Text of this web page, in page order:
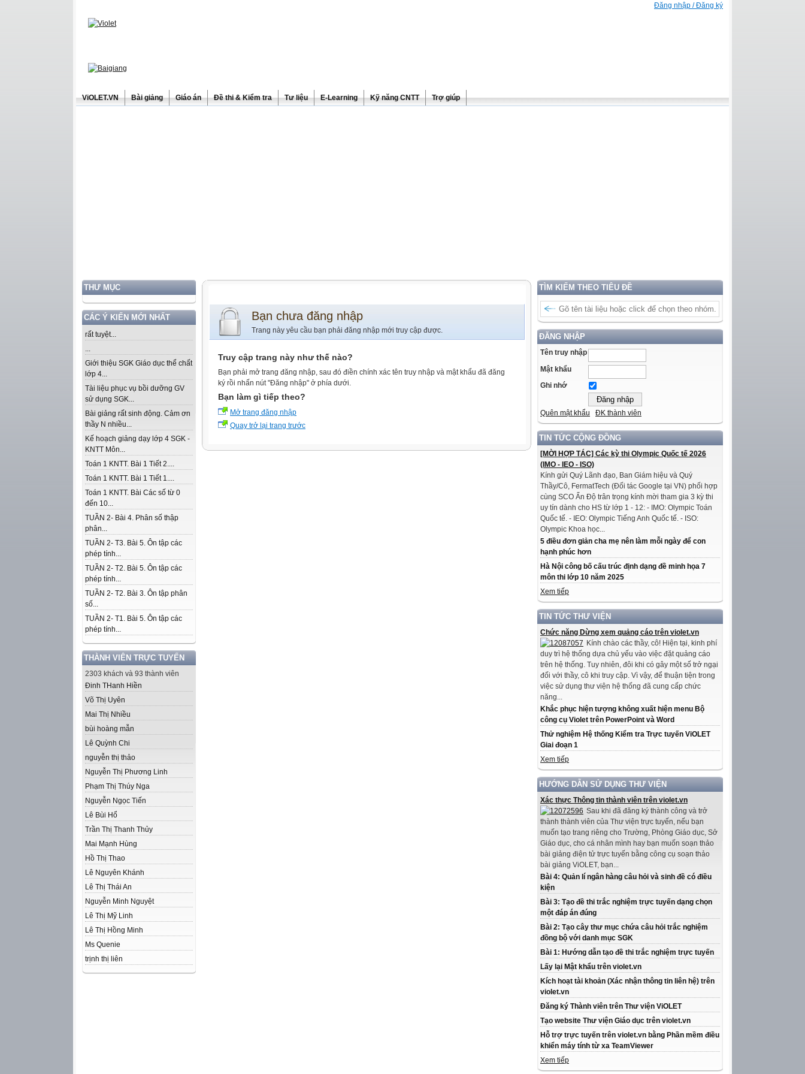
Đăng nhập / Đăng ký
ViOLET.VN Bài giảng Giáo án Đề thi & Kiểm tra Tư liệu E-Learning Kỹ năng CNTT Trợ giúp
THƯ MỤC
CÁC Ý KIẾN MỚI NHẤT
rất tuyệt...
...
Giới thiệu SGK Giáo dục thể chất
lớp 4...
Tài liệu phục vụ bồi dưỡng GV
sử dụng SGK...
Bài giảng rất sinh động. Cảm ơn
thầy N nhiều...
Kế hoạch giảng dạy lớp 4 SGK -
KNTT Môn...
Toán 1 KNTT. Bài 1 Tiết 2....
Toán 1 KNTT. Bài 1 Tiết 1....
Toán 1 KNTT. Bài Các số từ 0
đến 10...
TUẦN 2- Bài 4. Phân số thập
phân...
TUẦN 2- T3. Bài 5. Ôn tập các
phép tính...
TUẦN 2- T2. Bài 5. Ôn tập các
phép tính...
TUẦN 2- T2. Bài 3. Ôn tập phân
số...
TUẦN 2- T1. Bài 5. Ôn tập các
phép tính...
THÀNH VIÊN TRỰC TUYẾN
2303 khách và 93 thành viên
Đinh THanh Hiền
Võ Thị Uyên
Mai Thị Nhiều
bùi hoàng mẫn
Lê Quỳnh Chi
nguyễn thị thảo
Nguyễn Thị Phương Linh
Phạm Thị Thúy Nga
Nguyễn Ngọc Tiến
Lê Bùi Hổ
Trần Thị Thanh Thủy
Mai Mạnh Hùng
Hồ Thị Thao
Lê Nguyên Khánh
Lê Thị Thái An
Nguyễn Minh Nguyệt
Lê Thị Mỹ Linh
Lê Thị Hồng Minh
Ms Quenie
trịnh thị liên
TÌM KIẾM THEO TIÊU ĐỀ
ĐĂNG NHẬP
Tên truy nhập
Mật khẩu
Ghi nhớ
Quên mật khẩu ĐK thành viên
TIN TỨC CỘNG ĐỒNG
[MỜI HỢP TÁC] Các kỳ thi Olympic Quốc tế 2026
(IMO - IEO - ISO)
Kính gửi Quý Lãnh đạo, Ban Giám hiệu và Quý
Thầy/Cô, FermatTech (Đối tác Google tại VN) phối hợp
cùng SCO Ấn Độ trân trọng kính mời tham gia 3 kỳ thi
uy tín dành cho HS từ lớp 1 - 12: - IMO: Olympic Toán
Quốc tế. - IEO: Olympic Tiếng Anh Quốc tế. - ISO:
Olympic Khoa học...
5 điều đơn giản cha mẹ nên làm mỗi ngày để con
hạnh phúc hơn
Hà Nội công bố cấu trúc định dạng đề minh họa 7
môn thi lớp 10 năm 2025
Xem tiếp
TIN TỨC THƯ VIỆN
Chức năng Dừng xem quảng cáo trên violet.vn
Kính chào các thầy, cô! Hiện tại, kinh phí
duy trì hệ thống dựa chủ yếu vào việc đặt quảng cáo
trên hệ thống. Tuy nhiên, đôi khi có gây một số trở ngại
đối với thầy, cô khi truy cập. Vì vậy, để thuận tiện trong
việc sử dụng thư viện hệ thống đã cung cấp chức
năng...
Khắc phục hiện tượng không xuất hiện menu Bộ
công cụ Violet trên PowerPoint và Word
Thử nghiệm Hệ thống Kiểm tra Trực tuyến ViOLET
Giai đoạn 1
Xem tiếp
HƯỚNG DẪN SỬ DỤNG THƯ VIỆN
Xác thực Thông tin thành viên trên violet.vn
Sau khi đã đăng ký thành công và trở
thành thành viên của Thư viện trực tuyến, nếu bạn
muốn tạo trang riêng cho Trường, Phòng Giáo dục, Sở
Giáo dục, cho cá nhân mình hay bạn muốn soạn thảo
bài giảng điện tử trực tuyến bằng công cụ soạn thảo
bài giảng ViOLET, bạn...
Bài 4: Quản lí ngân hàng câu hỏi và sinh đề có điều
kiện
Bài 3: Tạo đề thi trắc nghiệm trực tuyến dạng chọn
một đáp án đúng
Bài 2: Tạo cây thư mục chứa câu hỏi trắc nghiệm
đồng bộ với danh mục SGK
Bài 1: Hướng dẫn tạo đề thi trắc nghiệm trực tuyến
Lấy lại Mật khẩu trên violet.vn
Kích hoạt tài khoản (Xác nhận thông tin liên hệ) trên
violet.vn
Đăng ký Thành viên trên Thư viện ViOLET
Tạo website Thư viện Giáo dục trên violet.vn
Hỗ trợ trực tuyến trên violet.vn bằng Phần mềm điều
khiển máy tính từ xa TeamViewer
Xem tiếp
Bạn chưa đăng nhập
Trang này yêu cầu bạn phải đăng nhập mới truy cập được.
Truy cập trang này như thế nào?
Bạn phải mở trang đăng nhập, sau đó điền chính xác tên truy nhập và mật khẩu đã đăng
ký rồi nhấn nút "Đăng nhập" ở phía dưới.
Bạn làm gì tiếp theo?
Mở trang đăng nhập
Quay trở lại trang trước